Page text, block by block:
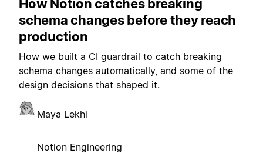
How Notion catches breaking
schema changes before they reach
production
How we built a CI guardrail to catch breaking
schema changes automatically, and some of the
design decisions that shaped it.
Maya Lekhi
Notion Engineering